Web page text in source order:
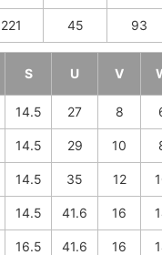
221 45 93
S U V
14.5 27 8
14.5 29 10
14.5 35 12
14.5 41.6 16
16.5 41.6 16